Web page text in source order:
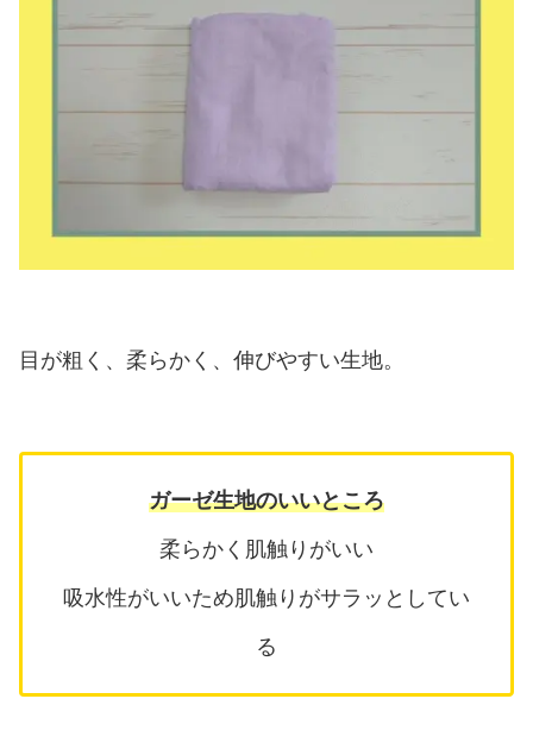
目が粗く、柔らかく、伸びやすい生地。
ガーゼ生地のいいところ
柔らかく肌触りがいい
吸水性がいいため肌触りがサラッとしてい
る